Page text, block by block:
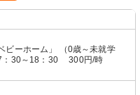
ビーホーム」 （0歳～未就学
：30～18：30 300円/時